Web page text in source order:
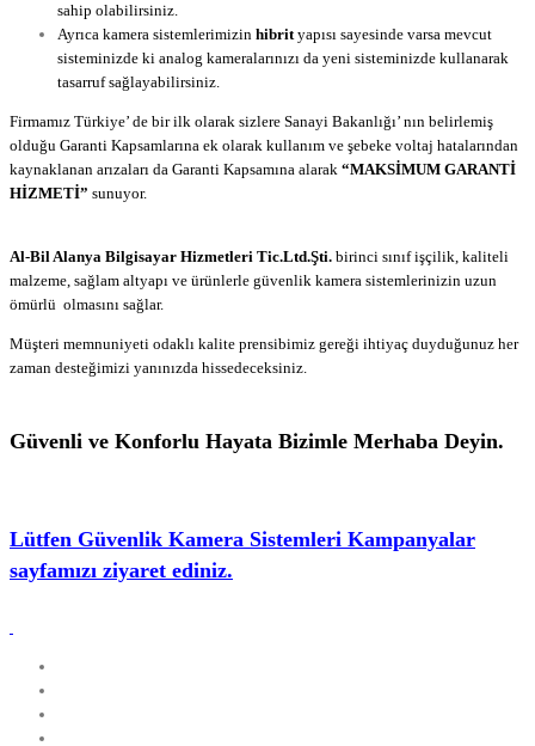
sahip olabilirsiniz.
Ayrıca kamera sistemlerimizin hibrityapısı sayesinde varsa mevcut
sisteminizde ki analog kameralarınızı da yeni sisteminizde kullanarak
tasarruf sağlayabilirsiniz.
Firmamız Türkiye’ de bir ilk olarak sizlere Sanayi Bakanlığı’ nın belirlemiş
olduğu Garanti Kapsamlarına ek olarak kullanım ve şebeke voltaj hatalarından
kaynaklanan arızaları da Garanti Kapsamına alarak “MAKSİMUM GARANTİ
HİZMETİ” sunuyor.
Al-Bil Alanya Bilgisayar Hizmetleri Tic.Ltd.Şti. birinci sınıf işçilik, kaliteli
malzeme, sağlam altyapı ve ürünlerle güvenlik kamera sistemlerinizin uzun
ömürlü olmasını sağlar.
Müşteri memnuniyeti odaklı kalite prensibimiz gereği ihtiyaç duyduğunuz her
zaman desteğimizi yanınızda hissedeceksiniz.
Güvenli ve Konforlu Hayata Bizimle Merhaba Deyin.
Lütfen Güvenlik Kamera Sistemleri Kampanyalar
sayfamızı ziyaret ediniz.